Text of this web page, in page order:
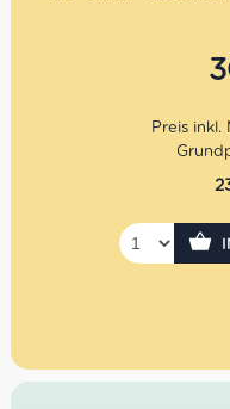
ausgewogen und
Licht geschützt und
mediterrane Küche,
Mengenrabatt: